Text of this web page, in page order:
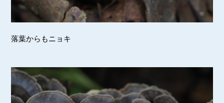
落葉からもニョキ